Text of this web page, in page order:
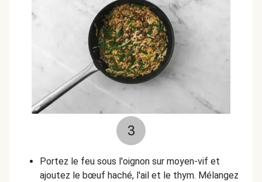
3
Portez le feu sous l'oignon sur moyen-vif et
ajoutez le bœuf haché, l'ail et le thym. Mélangez